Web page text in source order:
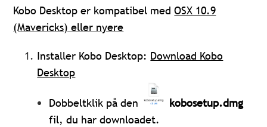
Kobo Desktop er kompatibel medOSX 10.9
(Mavericks) eller nyere
Installer Kobo Desktop: Download Kobo
Desktop
Dobbeltklik på den
kobosetup.dmg
fil, du har downloadet.